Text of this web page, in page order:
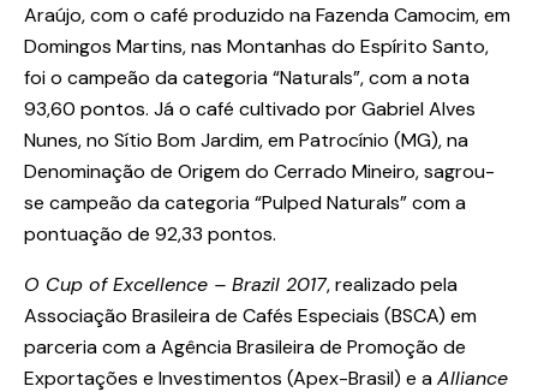
Araújo, com o café produzido na Fazenda Camocim, em
Domingos Martins, nas Montanhas do Espírito Santo,
foi o campeão da categoria “Naturals”, com a nota
93,60 pontos. Já o café cultivado por Gabriel Alves
Nunes, no Sítio Bom Jardim, em Patrocínio (MG), na
Denominação de Origem do Cerrado Mineiro, sagrou-
se campeão da categoria “Pulped Naturals” com a
pontuação de 92,33 pontos.
O Cup of Excellence – Brazil 2017, realizado pela
Associação Brasileira de Cafés Especiais (BSCA) em
parceria com a Agência Brasileira de Promoção de
Exportações e Investimentos (Apex-Brasil) e aAlliance